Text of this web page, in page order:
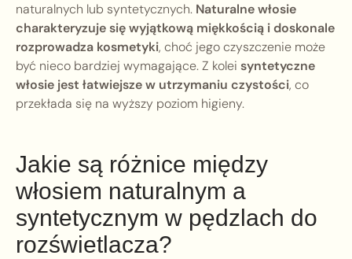
naturalnych lub syntetycznych. Naturalne włosie
charakteryzuje się wyjątkową miękkością i doskonale
rozprowadza kosmetyki, choć jego czyszczenie może
być nieco bardziej wymagające. Z kolei syntetyczne
włosie jest łatwiejsze w utrzymaniu czystości, co
przekłada się na wyższy poziom higieny.
Jakie są różnice między
włosiem naturalnym a
syntetycznym w pędzlach do
rozświetlacza?